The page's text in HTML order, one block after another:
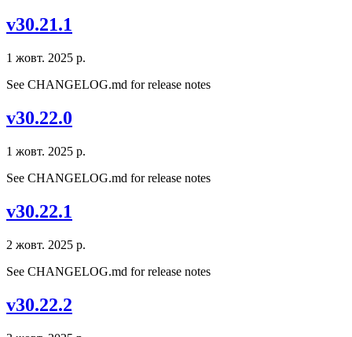
v30.21.1
1 жовт. 2025 р.
See CHANGELOG.md for release notes
v30.22.0
1 жовт. 2025 р.
See CHANGELOG.md for release notes
v30.22.1
2 жовт. 2025 р.
See CHANGELOG.md for release notes
v30.22.2